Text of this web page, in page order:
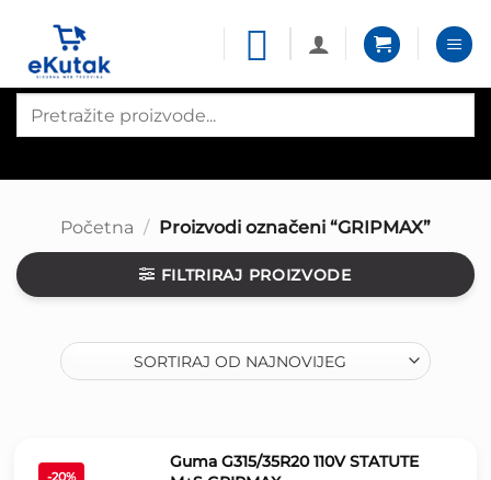
content
search
Početna / Proizvodi označeni “GRIPMAX”
FILTRIRAJ PROIZVODE
Guma G315/35R20 110V STATUTE